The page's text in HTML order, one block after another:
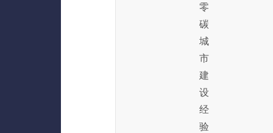
零
碳
城
市
建
设
经
验